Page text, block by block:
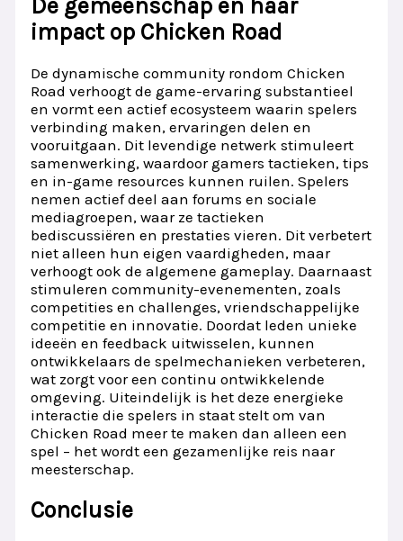
De gemeenschap en haar
impact op Chicken Road
De dynamische community rondom Chicken
Road verhoogt de game-ervaring substantieel
en vormt een actief ecosysteem waarin spelers
verbinding maken, ervaringen delen en
vooruitgaan. Dit levendige netwerk stimuleert
samenwerking, waardoor gamers tactieken, tips
en in-game resources kunnen ruilen. Spelers
nemen actief deel aan forums en sociale
mediagroepen, waar ze tactieken
bediscussiëren en prestaties vieren. Dit verbetert
niet alleen hun eigen vaardigheden, maar
verhoogt ook de algemene gameplay. Daarnaast
stimuleren community-evenementen, zoals
competities en challenges, vriendschappelijke
competitie en innovatie. Doordat leden unieke
ideeën en feedback uitwisselen, kunnen
ontwikkelaars de spelmechanieken verbeteren,
wat zorgt voor een continu ontwikkelende
omgeving. Uiteindelijk is het deze energieke
interactie die spelers in staat stelt om van
Chicken Road meer te maken dan alleen een
spel – het wordt een gezamenlijke reis naar
meesterschap.
Conclusie